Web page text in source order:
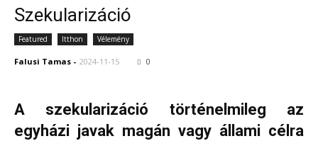
Szekularizáció
Featured Itthon Vélemény
Falusi Tamas - 2024-11-15 0
A szekularizáció történelmileg az
egyházi javak magán vagy állami célra